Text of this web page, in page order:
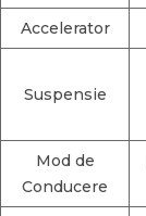
Accelerator
Suspensie
Mod de
Conducere